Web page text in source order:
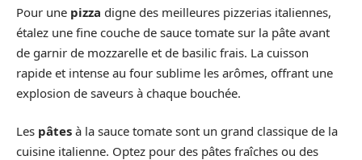
Pour une pizza digne des meilleures pizzerias italiennes,
étalez une fine couche de sauce tomate sur la pâte avant
de garnir de mozzarelle et de basilic frais. La cuisson
rapide et intense au four sublime les arômes, offrant une
explosion de saveurs à chaque bouchée.
Les pâtes à la sauce tomate sont un grand classique de la
cuisine italienne. Optez pour des pâtes fraîches ou des